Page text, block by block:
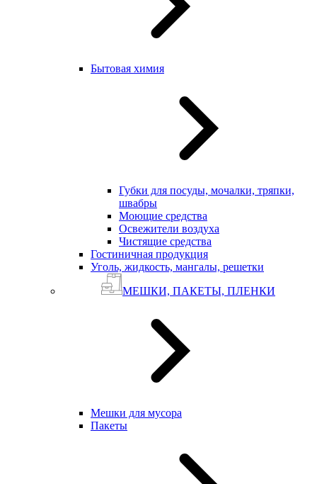
Бытовая химия
Губки для посуды, мочалки, тряпки,
швабры
Моющие средства
Освежители воздуха
Чистящие средства
Гостиничная продукция
Уголь, жидкость, мангалы, решетки
МЕШКИ, ПАКЕТЫ, ПЛЕНКИ
Мешки для мусора
Пакеты